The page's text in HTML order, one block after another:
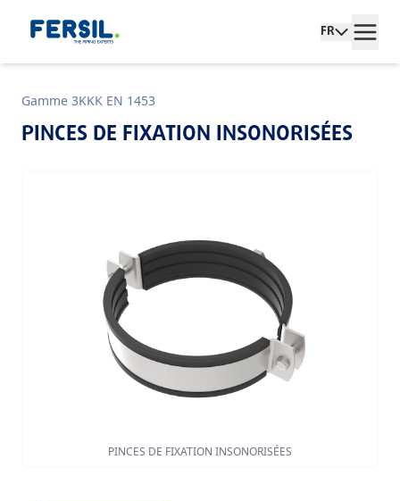
FR
Gamme 3KKK EN 1453
PINCES DE FIXATION INSONORISÉES
PINCES DE FIXATION INSONORISÉES